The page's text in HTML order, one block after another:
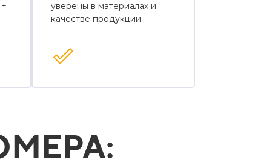
уверены в материалах и
качестве продукции.